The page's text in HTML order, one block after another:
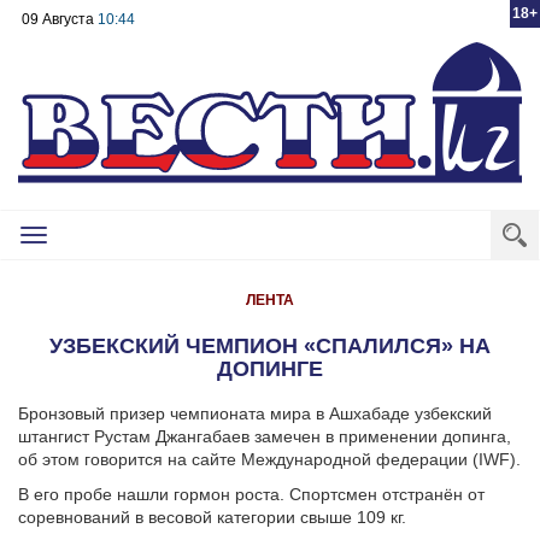
18+
09 Августа 10:44
Toggle
ЛЕНТА
УЗБЕКСКИЙ ЧЕМПИОН «СПАЛИЛСЯ» НА
ДОПИНГЕ
Бронзовый призер чемпионата мира в Ашхабаде узбекский
штангист Рустам Джангабаев замечен в применении допинга,
об этом говорится на сайте Международной федерации (IWF).
В его пробе нашли гормон роста. Спортсмен отстранён от
соревнований в весовой категории свыше 109 кг.